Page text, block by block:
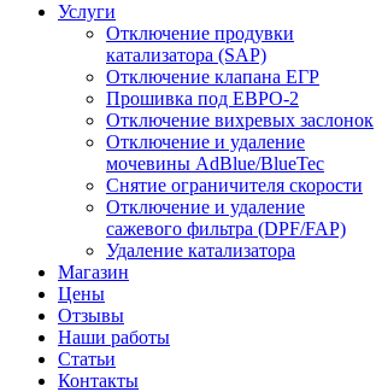
Услуги
Отключение продувки
катализатора (SAP)
Отключение клапана ЕГР
Прошивка под ЕВРО-2
Отключение вихревых заслонок
Отключение и удаление
мочевины AdBlue/BlueTec
Снятие ограничителя скорости
Отключение и удаление
сажевого фильтра (DPF/FAP)
Удаление катализатора
Магазин
Цены
Отзывы
Наши работы
Статьи
Контакты